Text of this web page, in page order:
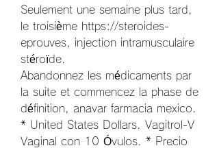
Seulement une semaine plus tard,
le troisième https://steroides-
eprouves, injection intramusculaire
stéroïde.
Abandonnez les médicaments par
la suite et commencez la phase de
définition, anavar farmacia mexico.
* United States Dollars. Vagitrol-V
Vaginal con 10 Óvulos. * Precio